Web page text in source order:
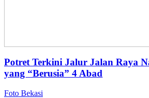
Potret Terkini Jalur Jalan Raya
yang “Berusia” 4 Abad
Foto Bekasi